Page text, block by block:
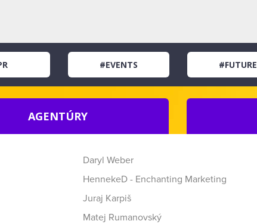
#EVENTS #FUTURE
AGENTÚRY
Daryl Weber
HennekeD - Enchanting Marketing
Juraj Karpiš
Matej Rumanovský